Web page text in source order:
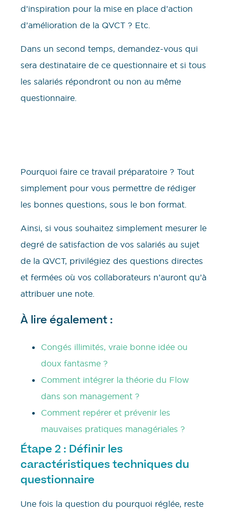
d’inspiration pour la mise en place d’action
d’amélioration de la QVCT ? Etc.
Dans un second temps, demandez-vous qui
sera destinataire de ce questionnaire et si tous
les salariés répondront ou non au même
questionnaire.
Pourquoi faire ce travail préparatoire ? Tout
simplement pour vous permettre de rédiger
les bonnes questions, sous le bon format.
Ainsi, si vous souhaitez simplement mesurer le
degré de satisfaction de vos salariés au sujet
de la QVCT, privilégiez des questions directes
et fermées où vos collaborateurs n’auront qu’à
attribuer une note.
À lire également :
Congés illimités, vraie bonne idée ou
doux fantasme ?
Comment intégrer la théorie du Flow
dans son management ?
Comment repérer et prévenir les
mauvaises pratiques managériales ?
Étape 2 : Définir les
caractéristiques techniques du
questionnaire
Une fois la question du pourquoi réglée, reste